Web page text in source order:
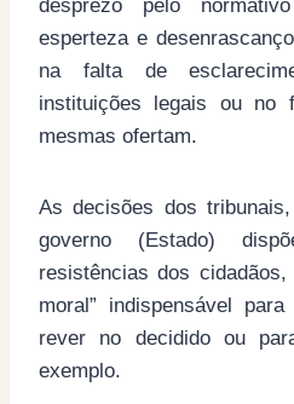
desprezo pelo
esperteza e
na falta de
instituições legais ou no
mesmas ofertam.
As decisões dos
governo (Estado)
resistências dos
moral” indispensável
rever no decidido ou
exemplo.